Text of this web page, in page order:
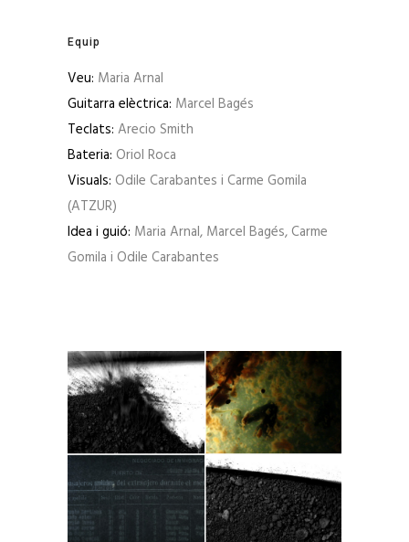
Equip
Veu: Maria Arnal
Guitarra elèctrica: Marcel Bagés
Teclats: Arecio Smith
Bateria: Oriol Roca
Visuals: Odile Carabantes i Carme Gomila
(ATZUR)
Idea i guió: Maria Arnal, Marcel Bagés, Carme
Gomila i Odile Carabantes